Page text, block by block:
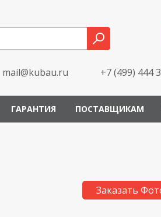
mail@kubau.ru +7 (499) 444
ГАРАНТИЯ ПОСТАВЩИКАМ
Заказать